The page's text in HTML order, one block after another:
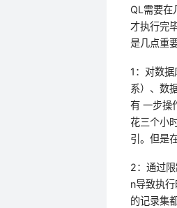
QL需要在
才执行完
是几点重
1：对数
系）、数
有 一步操
花三个小
引。但是
2：通过
n导致执
的记录集